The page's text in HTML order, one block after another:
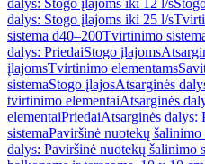
dalys: Stogo įlajoms iki 12 l/s
dalys: Stogo įlajoms iki 25 l/s
sistema d40–200Tvirtinimo
dalys: PriedaiStogo įlajoms
įlajomsTvirtinimo elementams
sistemaStogo įlajosAtsarginės
tvirtinimo elementaiAtsarginės
elementaiPriedaiAtsarginės dalys:
sistemaPaviršinė nuotekų
dalys: Paviršinė nuotekų šalinimo